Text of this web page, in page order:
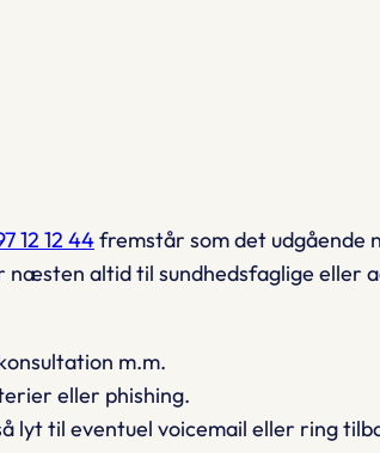
12 12 44fremstår som det udgående
næsten altid til sundhedsfaglige eller
m.m.
eller phishing.
lyt til eventuel voicemail eller ring